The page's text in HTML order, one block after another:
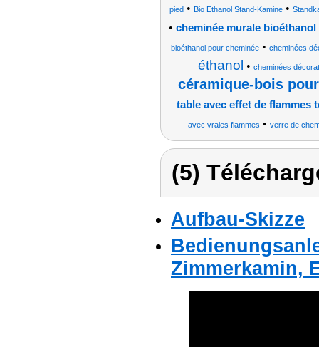
pied• Bio Ethanol Stand-Kamine•
• cheminée murale bioéthanol
bioéthanol pour cheminée • cheminées
éthanol • cheminées
céramique-bois
table avec effet de flammes
avec vraies flammes • verre de
(5)
Aufbau-Skizze
Zimmerkamin,